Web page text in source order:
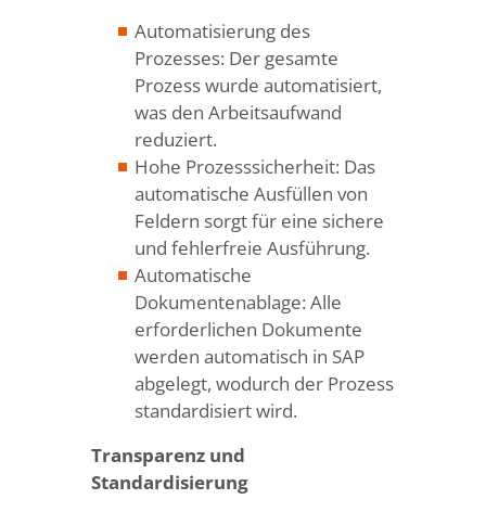
Automatisierung des
Prozesses: Der gesamte
Prozess wurde automatisiert,
was den Arbeitsaufwand
reduziert.
Hohe Prozesssicherheit: Das
automatische Ausfüllen von
Feldern sorgt für eine sichere
und fehlerfreie Ausführung.
Automatische
Dokumentenablage: Alle
erforderlichen Dokumente
werden automatisch in SAP
abgelegt, wodurch der Prozess
standardisiert wird.
Transparenz und
Standardisierung